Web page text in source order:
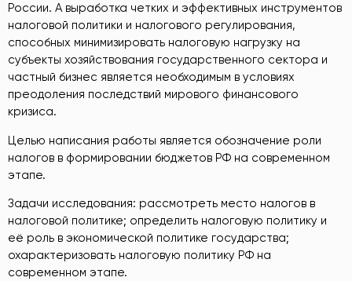
России. А выработка четких и эффективных инструментов
налоговой политики и налогового регулирования,
способных минимизировать налоговую нагрузку на
субъекты хозяйствования государственного сектора и
частный бизнес является необходимым в условиях
преодоления последствий мирового финансового
кризиса.
Целью написания работы является обозначение роли
налогов в формировании бюджетов РФ на современном
этапе.
Задачи исследования: рассмотреть место налогов в
налоговой политике; определить налоговую политику и
её роль в экономической политике государства;
охарактеризовать налоговую политику РФ на
современном этапе.